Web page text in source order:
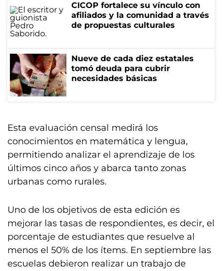
CICOP fortalece su vínculo con
afiliados y la comunidad a través
de propuestas culturales
Nueve de cada diez estatales
tomó deuda para cubrir
necesidades básicas
Esta evaluación censal medirá los
conocimientos en matemática y lengua,
permitiendo analizar el aprendizaje de los
últimos cinco años y abarca tanto zonas
urbanas como rurales.
Uno de los objetivos de esta edición es
mejorar las tasas de respondientes, es decir, el
porcentaje de estudiantes que resuelve al
menos el 50% de los ítems. En septiembre las
escuelas debieron realizar un trabajo de